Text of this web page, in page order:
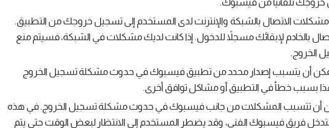
تلقائيًا من فيسبوك.
مشكلات الاتصال بالشبكة والإنترنت لدى المستخدم إلى تسجيل خروجك من التطبيق.
بالخادم لإبقائك مسجلاً للدخول. إذا كانت لديك مشكلات في الشبكة، فسيتم منع
الخروج.
أن يتسبب إصدار محدد من تطبيق فيسبوك في حدوث مشكلة تسجيل الخروج
بسبب خطأ في التطبيق أو مشاكل توافق أخرى.
أن تتسبب المشكلات من جانب فيسبوك في حدوث مشكلة تسجيل الخروج. في هذه
فريق فيسبوك الفني، وقد يضطر المستخدم إلى الانتظار لبعض الوقت حتى يتم